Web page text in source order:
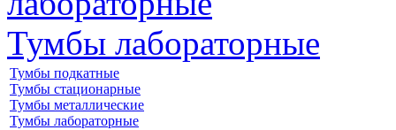
Тумбы лабораторные
Тумбы подкатные
Тумбы стационарные
Тумбы металлические
Тумбы лабораторные